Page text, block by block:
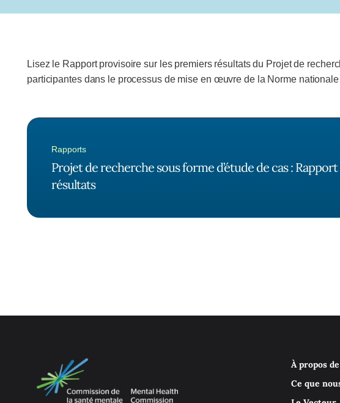
Lisez le Rapport provisoire sur les premiers résultats du Projet de
participantes dans le processus de mise en œuvre de la Norme
Rapports
Projet de recherche sous forme d’étude de cas :
résultats
À propos
Ce que